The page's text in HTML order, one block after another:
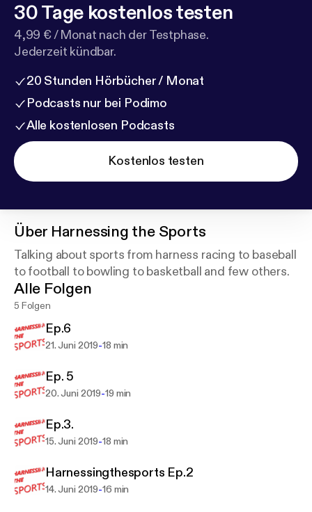
30 Tage kostenlos testen
4,99 € / Monat nach der Testphase.
Jederzeit kündbar.
20 Stunden Hörbücher / Monat
Podcasts nur bei Podimo
Alle kostenlosen Podcasts
Kostenlos testen
Über Harnessing the Sports
Talking about sports from harness racing to baseball
to football to bowling to basketball and few others.
Alle Folgen
5 Folgen
Ep.6
21. Juni 2019-18 min
Ep. 5
20. Juni 2019-19 min
Ep.3.
15. Juni 2019-18 min
Harnessingthesports Ep.2
14. Juni 2019-16 min